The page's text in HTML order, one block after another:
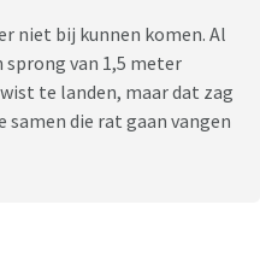
niet bij kunnen komen. Al
sprong van 1,5 meter
te landen, maar dat zag
die rat gaan vangen